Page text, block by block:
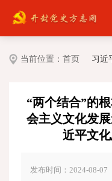
当前位置： 首页 习近
“两个结合”的
会主义文化发
近平文
发布时间：2024-08-07